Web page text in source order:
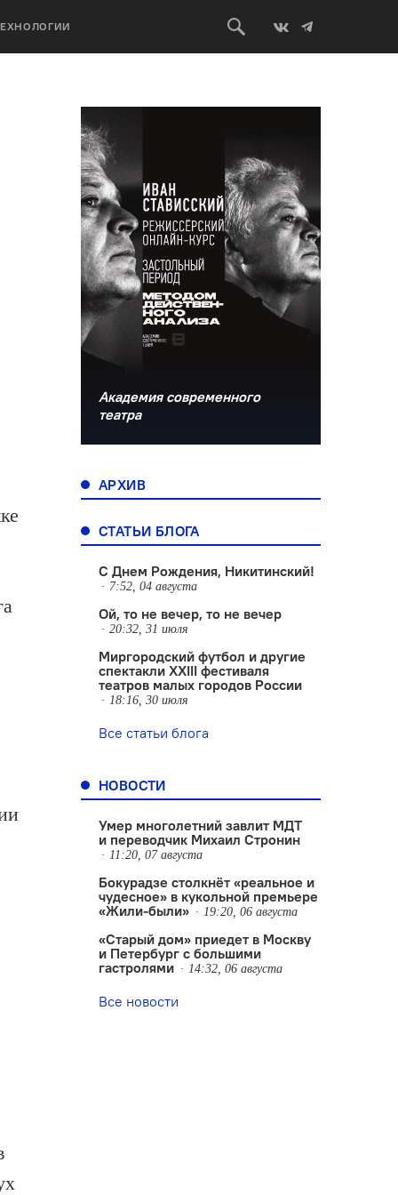
Академия современного
театра
АРХИВ
СТАТЬИ БЛОГА
С Днем Рождения, Никитинский!
7:52, 04 августа
Ой, то не вечер, то не вечер
20:32, 31 июля
Миргородский футбол и другие
спектакли XXIII фестиваля
театров малых городов России
18:16, 30 июля
Все статьи блога
НОВОСТИ
Умер многолетний завлит МДТ
и переводчик Михаил Стронин
11:20, 07 августа
Бокурадзе столкнëт «реальное и
чудесное» в кукольной премьере
«Жили-были»
19:20, 06 августа
«Старый дом» приедет в Москву
и Петербург с большими
гастролями
14:32, 06 августа
Все новости